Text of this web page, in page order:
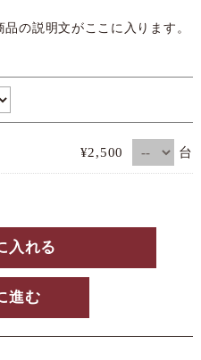
の説明文がここに入ります。
¥2,500 台
入れる
進む